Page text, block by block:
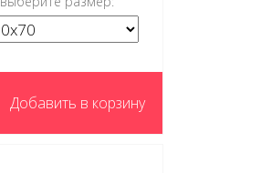
Добавить в корзину